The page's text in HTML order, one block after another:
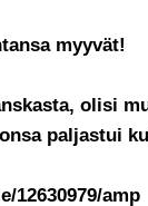
myyvät!
olisi
paljastui
12630979/amp